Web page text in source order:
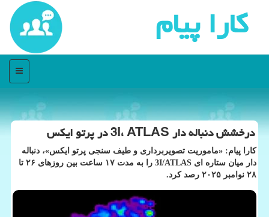
كارا پیام
منو
درخشش دنباله دار 3I، ATLAS در پرتو ایکس
کارا پیام: «ماموریت تصویربرداری و طیف سنجی پرتو ایکس»، دنباله
دار میان ستاره ای 3I/ATLAS را به مدت ۱۷ ساعت بین روزهای ۲۶ تا
۲۸ نوامبر ۲۰۲۵ رصد کرد.